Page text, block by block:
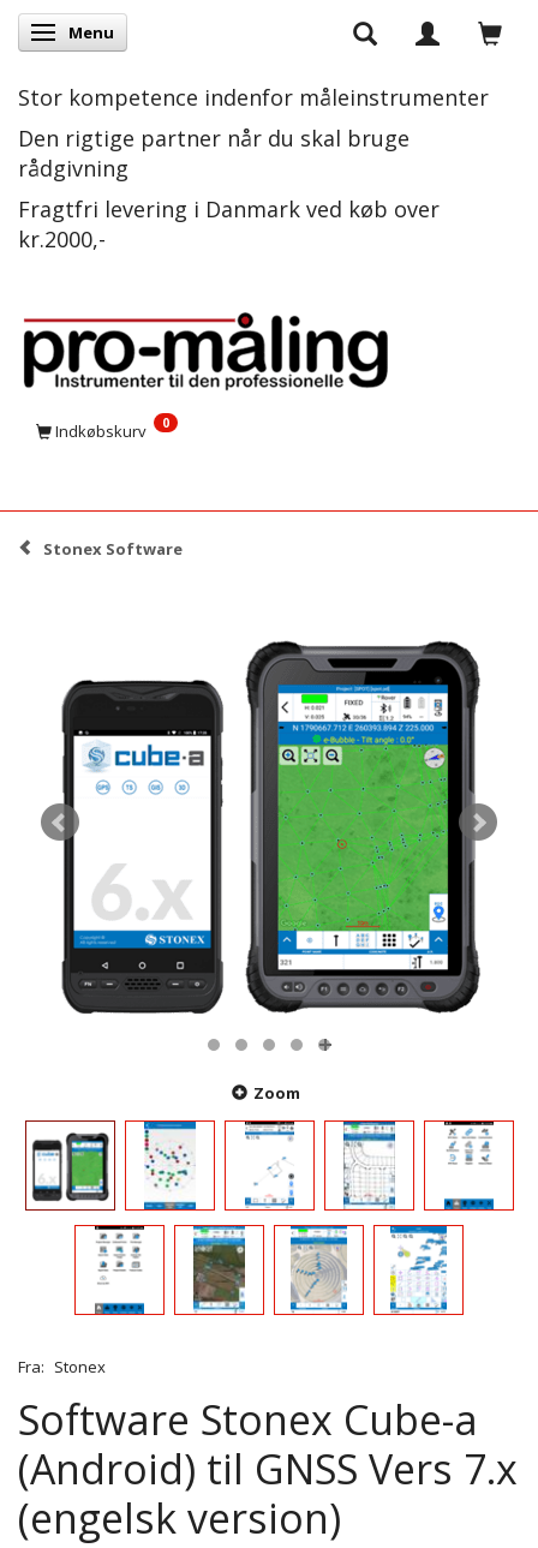
Skifte navigation
Menu
Stor kompetence indenfor måleinstrumenter
Den rigtige partner når du skal bruge
rådgivning
Fragtfri levering i Danmark ved køb over
kr.2000,-
Indkøbskurv 0
Stonex Software
Zoom
Fra: Stonex
Software Stonex Cube-a
(Android) til GNSS Vers 7.x
(engelsk version)